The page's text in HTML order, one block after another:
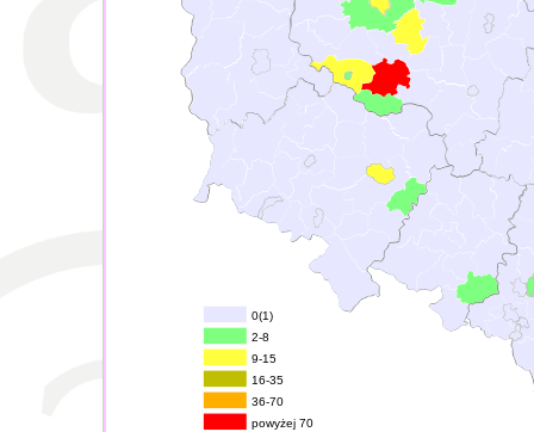
0(1)
2-8
9-15
16-35
36-70
powyżej 70